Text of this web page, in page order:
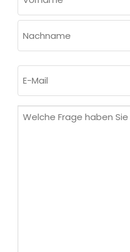
(ERFORDERLICH)
Vorname
Mail
Welche